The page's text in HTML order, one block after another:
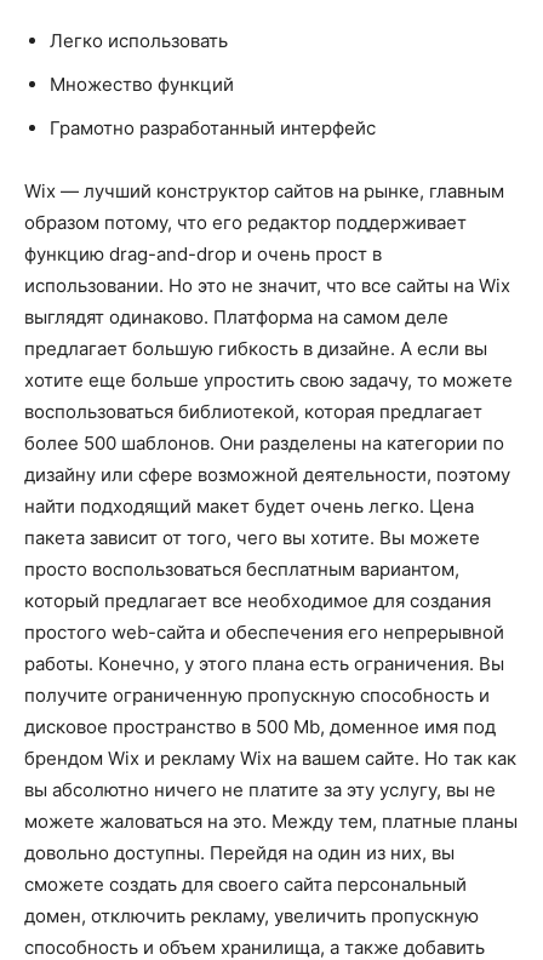
Легко использовать
Множество функций
Грамотно разработанный интерфейс
Wix — лучший конструктор сайтов на рынке, главным
образом потому, что его редактор поддерживает
функцию drag-and-drop и очень прост в
использовании. Но это не значит, что все сайты на Wix
выглядят одинаково. Платформа на самом деле
предлагает большую гибкость в дизайне. А если вы
хотите еще больше упростить свою задачу, то можете
воспользоваться библиотекой, которая предлагает
более 500 шаблонов. Они разделены на категории по
дизайну или сфере возможной деятельности, поэтому
найти подходящий макет будет очень легко. Цена
пакета зависит от того, чего вы хотите. Вы можете
просто воспользоваться бесплатным вариантом,
который предлагает все необходимое для создания
простого web-сайта и обеспечения его непрерывной
работы. Конечно, у этого плана есть ограничения. Вы
получите ограниченную пропускную способность и
дисковое пространство в 500 Mb, доменное имя под
брендом Wix и рекламу Wix на вашем сайте. Но так как
вы абсолютно ничего не платите за эту услугу, вы не
можете жаловаться на это. Между тем, платные планы
довольно доступны. Перейдя на один из них, вы
сможете создать для своего сайта персональный
домен, отключить рекламу, увеличить пропускную
способность и объем хранилища, а также добавить